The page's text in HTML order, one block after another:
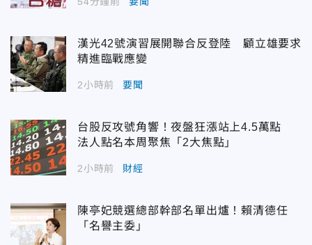
漢光42號演習展開聯合反登陸 顧立雄要求
精進臨戰應變
2小時前 要聞
台股反攻號角響！夜盤狂漲站上4.5萬點
法人點名本周聚焦「2大焦點」
2小時前 財經
陳亭妃競選總部幹部名單出爐！賴清德任
「名譽主委」